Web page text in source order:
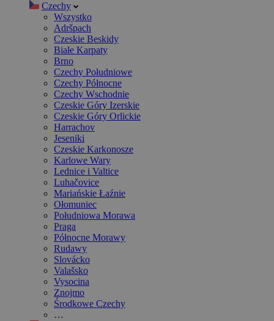
Czechy
Wszystko
Adršpach
Czeskie Beskidy
Białe Karpaty
Brno
Czechy Południowe
Czechy Północne
Czechy Wschodnie
Czeskie Góry Izerskie
Czeskie Góry Orlickie
Harrachov
Jeseniki
Czeskie Karkonosze
Karlowe Wary
Lednice i Valtice
Luhačovice
Mariańskie Łaźnie
Ołomuniec
Południowa Morawa
Praga
Północne Morawy
Rudawy
Slovácko
Valašsko
Vysocina
Znojmo
Środkowe Czechy
…